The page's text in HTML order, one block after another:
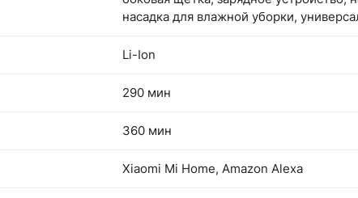
насадка для влажной уборки,
Li-Ion
290 мин
360 мин
Xiaomi Mi Home, Amazon Alexa